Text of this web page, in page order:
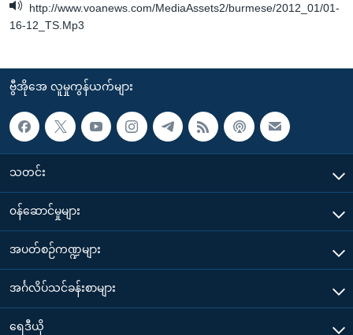
http://www.voanews.com/MediaAssets2/burmese/2012_01/01-
16-12_TS.Mp3
ဗွီအိုအေ လူမှုကွန်ယက်များ
သတင်း
၀န်ဆောင်မှုများ
အပတ်စဉ်ကဏ္ဍများ
အင်္ဂလိပ်သင်ခန်းစာများ
ရေဒီယို